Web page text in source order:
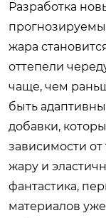
Разработка
жара
оттепели
чаще, чем
быть
добавки,
зависимости
жару и
фантастика,
материалов